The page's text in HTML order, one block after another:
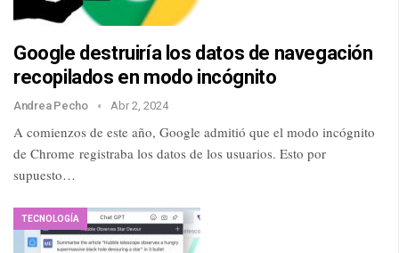
Google destruiría los datos de navegación
recopilados en modo incógnito
Andrea Pecho Abr 2, 2024
A comienzos de este año, Google admitió que el modo incógnito
de Chrome registraba los datos de los usuarios. Esto por
supuesto…
TECNOLOGÍA